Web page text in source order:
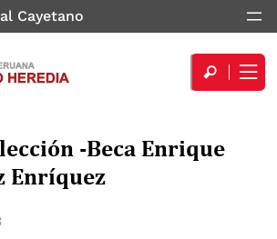
Cayetano
-Beca Enrique
Enríquez